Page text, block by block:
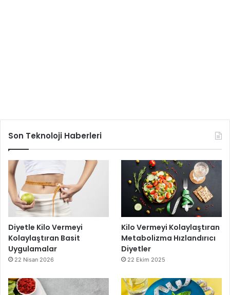
Son Teknoloji Haberleri
Diyetle Kilo Vermeyi
Kolaylaştıran Basit
Uygulamalar
22 Nisan 2026
Kilo Vermeyi Kolaylaştıran
Metabolizma Hızlandırıcı
Diyetler
22 Ekim 2025